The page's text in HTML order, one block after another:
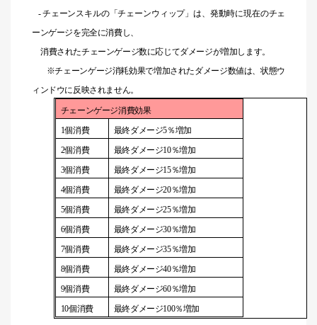
- チェーンスキルの「チェーンウィップ」は、発動時に現在のチェ
ーンゲージを完全に消費し、
消費されたチェーンゲージ数に応じてダメージが増加します。
※チェーンゲージ消耗効果で増加されたダメージ数値は、状態ウ
ィンドウに反映されません。
チェーンゲージ消費効果
1個消費
最終ダメージ5％増加
2個消費
最終ダメージ10％増加
3個消費 最終ダメージ15％増加
4個消費
最終ダメージ20％増加
5個消費 最終ダメージ25％増加
6個消費
最終ダメージ30％増加
7個消費 最終ダメージ35％増加
8個消費
最終ダメージ40％増加
9個消費
最終ダメージ60％増加
10個消費 最終ダメージ100％増加